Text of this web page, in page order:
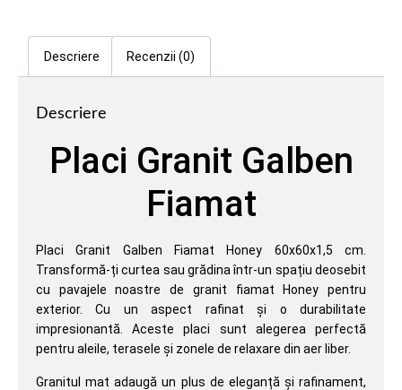
Descriere Recenzii (0)
Descriere
Placi Granit Galben
Fiamat
Placi Granit Galben Fiamat Honey 60x60x1,5 cm.
Transformă-ți curtea sau grădina într-un spațiu deosebit
cu pavajele noastre de granit fiamat Honey pentru
exterior. Cu un aspect rafinat și o durabilitate
impresionantă. Aceste placi sunt alegerea perfectă
pentru aleile, terasele și zonele de relaxare din aer liber.
Granitul mat adaugă un plus de eleganță și rafinament,